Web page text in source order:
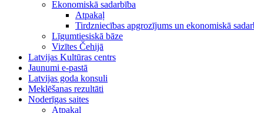
Ekonomiskā sadarbība
Atpakaļ
Tirdzniecības apgrozījums un ekonomiskā
Līgumtiesiskā bāze
Vizītes Čehijā
Latvijas Kultūras centrs
Jaunumi e-pastā
Latvijas goda konsuli
Meklēšanas rezultāti
Noderīgas saites
Atpakaļ